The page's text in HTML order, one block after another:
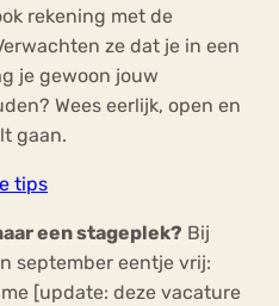
rekening met de
ze dat je in een
je gewoon jouw
Wees eerlijk, open en
gaan.
tips
een stageplek? Bij
september eentje vrij:
[update: deze vacature